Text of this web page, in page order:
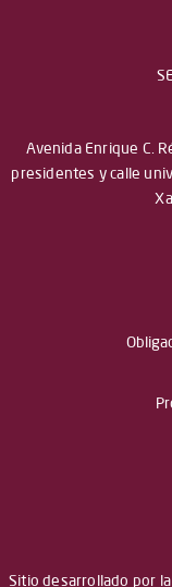
Avenida Enrique C.
presidentes y calle
Sitio desarrollado por